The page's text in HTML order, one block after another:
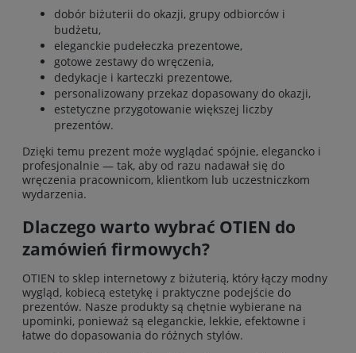
dobór biżuterii do okazji, grupy odbiorców i
budżetu,
eleganckie pudełeczka prezentowe,
gotowe zestawy do wręczenia,
dedykacje i karteczki prezentowe,
personalizowany przekaz dopasowany do okazji,
estetyczne przygotowanie większej liczby
prezentów.
Dzięki temu prezent może wyglądać spójnie, elegancko i
profesjonalnie — tak, aby od razu nadawał się do
wręczenia pracownicom, klientkom lub uczestniczkom
wydarzenia.
Dlaczego warto wybrać OTIEN do
zamówień firmowych?
OTIEN to sklep internetowy z biżuterią, który łączy modny
wygląd, kobiecą estetykę i praktyczne podejście do
prezentów. Nasze produkty są chętnie wybierane na
upominki, ponieważ są eleganckie, lekkie, efektowne i
łatwe do dopasowania do różnych stylów.